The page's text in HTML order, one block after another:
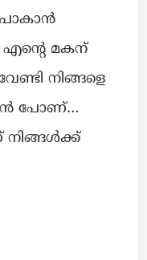
മകന്
നിങ്ങളെ
പോണ്…